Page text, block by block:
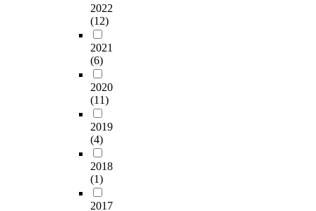
2022
(12)
2021
(6)
2020
(11)
2019
(4)
2018
(1)
2017